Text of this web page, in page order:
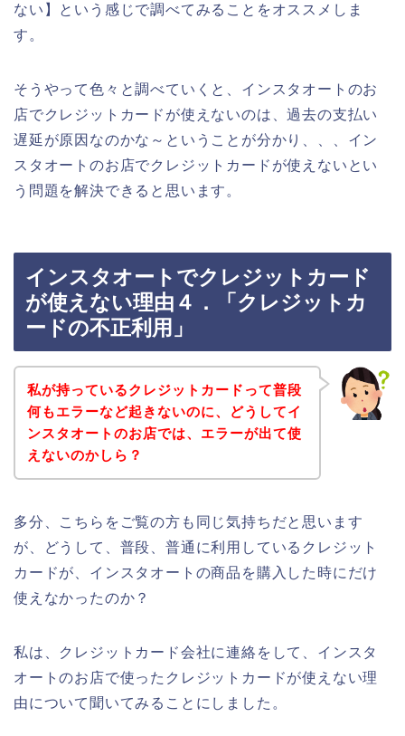
ない】という感じで調べてみることをオススメしま
す。
そうやって色々と調べていくと、インスタオートのお
店でクレジットカードが使えないのは、過去の支払い
遅延が原因なのかな～ということが分かり、、、イン
スタオートのお店でクレジットカードが使えないとい
う問題を解決できると思います。
インスタオートでクレジットカード
が使えない理由４．「クレジットカ
ードの不正利用」
私が持っているクレジットカードって普段
何もエラーなど起きないのに、どうしてイ
ンスタオートのお店では、エラーが出て使
えないのかしら？
多分、こちらをご覧の方も同じ気持ちだと思います
が、どうして、普段、普通に利用しているクレジット
カードが、インスタオートの商品を購入した時にだけ
使えなかったのか？
私は、クレジットカード会社に連絡をして、インスタ
オートのお店で使ったクレジットカードが使えない理
由について聞いてみることにしました。